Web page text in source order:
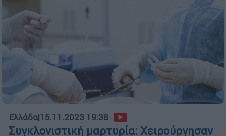
Ελλάδα|15.11.2023 19:38
Συγκλονιστική μαρτυρία: Χειρούργησαν